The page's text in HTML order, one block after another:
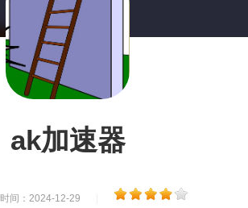
ak加速器
时间：2024-12-29